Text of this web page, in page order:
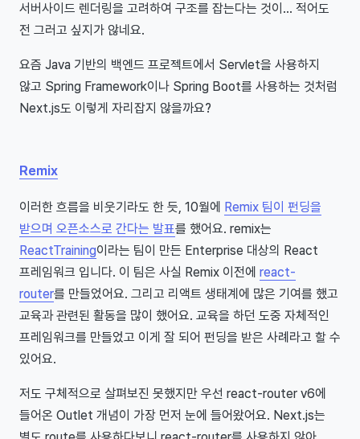
서버사이드 렌더링을 고려하여 구조를 잡는다는 것이... 적어도
전 그러고 싶지가 않네요.
요즘 Java 기반의 백엔드 프로젝트에서 Servlet을 사용하지
않고 Spring Framework이나 Spring Boot를 사용하는 것처럼
Next.js도 이렇게 자리잡지 않을까요?
Remix
이러한 흐름을 비웃기라도 한 듯, 10월에
Remix 팀이 펀딩을
받으며 오픈소스로 간다는 발표를 했어요. remix는
ReactTraining이라는 팀이 만든 Enterprise 대상의 React
프레임워크 입니다. 이 팀은 사실 Remix 이전에 react-
router를 만들었어요. 그리고 리액트 생태계에 많은 기여를 했고
교육과 관련된 활동을 많이 했어요. 교육을 하던 도중 자체적인
프레임워크를 만들었고 이게 잘 되어 펀딩을 받은 사례라고 할 수
있어요.
저도 구체적으로 살펴보진 못했지만 우선 react-router v6에
들어온 Outlet 개념이 가장 먼저 눈에 들어왔어요. Next.js는